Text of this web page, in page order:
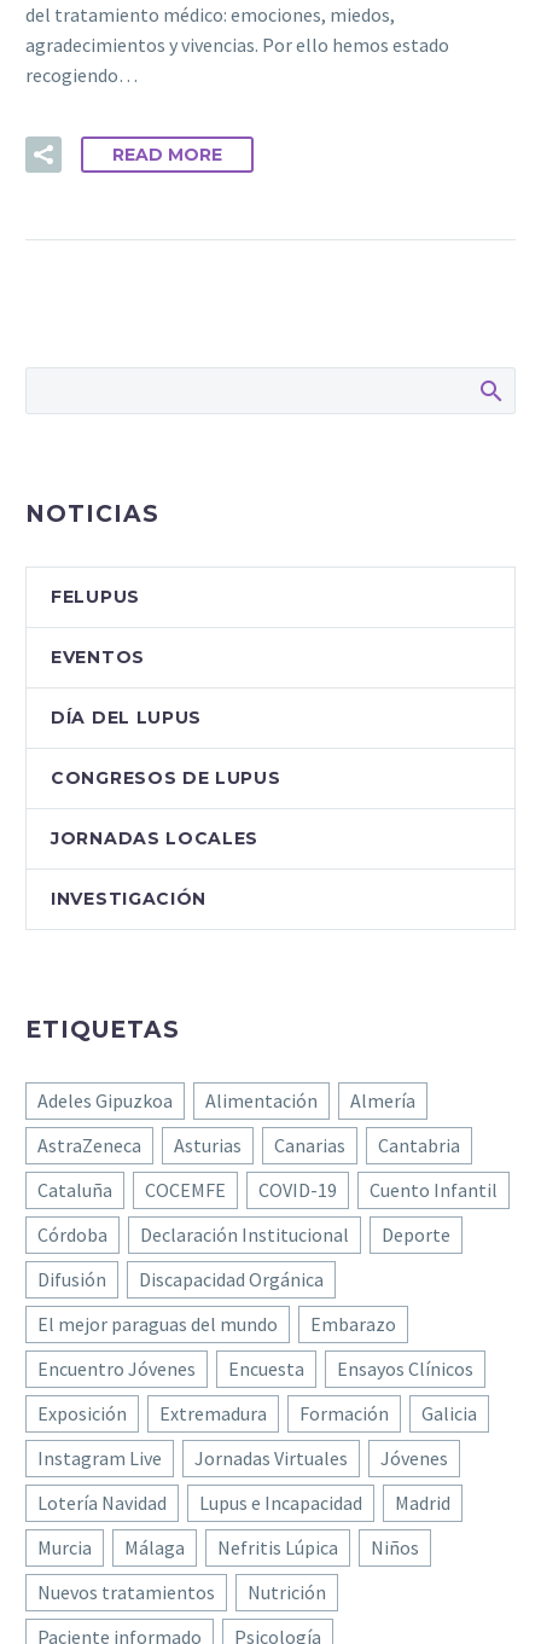
del tratamiento médico: emociones, miedos,
agradecimientos y vivencias. Por ello hemos estado
recogiendo…
READ MORE
NOTICIAS
FELUPUS
EVENTOS
DÍA DEL LUPUS
CONGRESOS DE LUPUS
JORNADAS LOCALES
INVESTIGACIÓN
ETIQUETAS
Adeles Gipuzkoa Alimentación
Almería
AstraZeneca
Asturias Canarias
Cantabria
Cataluña
COCEMFE COVID-19
Cuento Infantil
Córdoba
Declaración Institucional
Deporte
Difusión
Discapacidad Orgánica
El mejor paraguas del mundo
Embarazo
Encuentro Jóvenes
Encuesta
Ensayos Clínicos
Exposición
Extremadura Formación
Galicia
Instagram Live
Jornadas Virtuales
Jóvenes
Lotería Navidad
Lupus e Incapacidad
Madrid
Murcia
Málaga Nefritis Lúpica
Niños
Nuevos tratamientos
Nutrición
Paciente informado
Psicología